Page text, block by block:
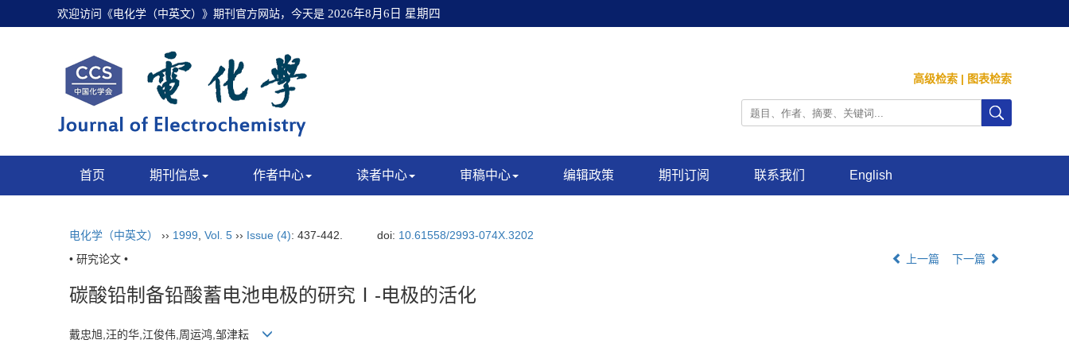
欢迎访问《电化学（中英文）》期刊官方网站，今天是 2026年8月6日 星期四
高级检索 | 图表检索
首页 期刊信息 作者中心 读者中心 审稿中心 编辑政策 期刊订阅 联系我们 English
电化学（中英文） ›› 1999 Vol. 5 ›› Issue (4): 437-442. doi: 10.61558/2993-074X.3202
• 研究论文 •
上一篇 下一篇
碳酸铅制备铅酸蓄电池电极的研究Ⅰ-电极的活化
戴忠旭,汪的华,江俊伟,周运鸿,邹津耘